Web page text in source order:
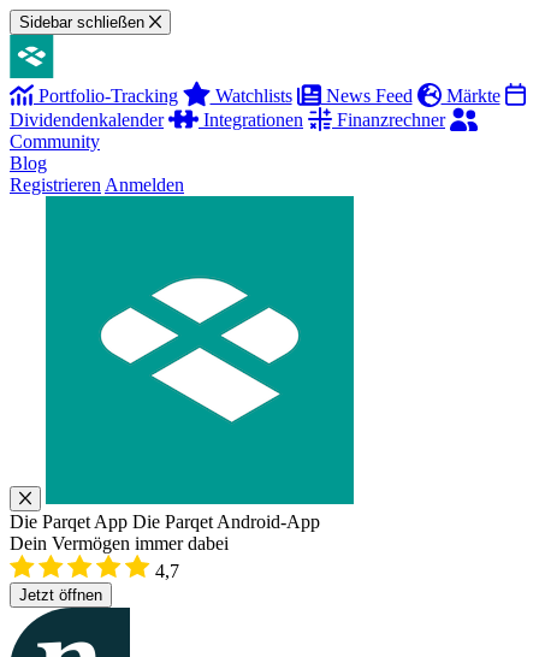
Sidebar schließen
Portfolio-Tracking Watchlists News Feed
Märkte
Dividendenkalender
Integrationen
Finanzrechner
Community
Blog
Registrieren Anmelden
Die Parqet App Die Parqet Android-App
Dein Vermögen immer dabei
4,7
Jetzt öffnen